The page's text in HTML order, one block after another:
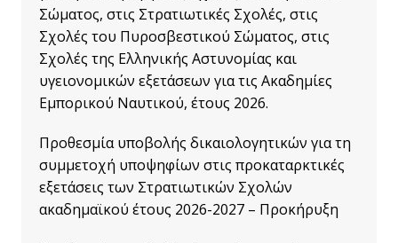
Σώματος, στις Στρατιωτικές Σχολές, στις
Σχολές του Πυροσβεστικού Σώματος, στις
Σχολές της Ελληνικής Αστυνομίας και
υγειονομικών εξετάσεων για τις Ακαδημίες
Εμπορικού Ναυτικού, έτους 2026.
Προθεσμία υποβολής δικαιολογητικών για τη
συμμετοχή υποψηφίων στις προκαταρκτικές
εξετάσεις των Στρατιωτικών Σχολών
ακαδημαϊκού έτους 2026-2027 – Προκήρυξη